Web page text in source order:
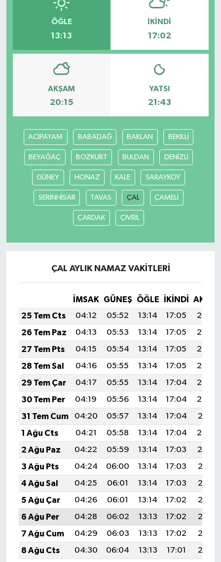
ÖĞLE
13:13
İKINDI
17:02
AKŞAM
20:15
YATSI
21:43
ACIPAYAM BABADAĞ BAKLAN BEKİLLİ
BEYAĞAÇ BOZKURT BULDAN DENİZLİ
GÜNEY HONAZ KALE SARAYKÖY
SERİNHİSAR TAVAS ÇAL ÇAMELİ
ÇARDAK ÇİVRİL
ÇAL AYLIK NAMAZ VAKITLERI
İMSAK GÜNEŞ ÖĞLE İKINDI
25 Tem Cts
04:12 05:52 13:14 17:05
20:26
26 Tem Paz
04:13 05:53 13:14 17:05
20:25
27 Tem Pts
04:15 05:54 13:14 17:05
20:24
28 Tem Sal
04:16 05:55 13:14 17:05
20:23
29 Tem Çar
04:17 05:55 13:14 17:04
20:22
30 Tem Per
04:19 05:56 13:14 17:04
20:22
31 Tem Cum
04:20 05:57 13:14 17:04
20:21
1 Ağu Cts
04:21 05:58 13:14 17:04
20:20
2 Ağu Paz
04:22 05:59 13:14 17:03
20:19
3 Ağu Pts
04:24 06:00 13:14 17:03
20:18
4 Ağu Sal
04:25 06:01 13:14 17:03
20:17
5 Ağu Çar
04:26 06:01 13:14 17:02
20:16
6 Ağu Per
04:28 06:02 13:13 17:02
20:15
7 Ağu Cum
04:29 06:03 13:13 17:02
20:13
8 Ağu Cts
04:30 06:04 13:13 17:01
20:12